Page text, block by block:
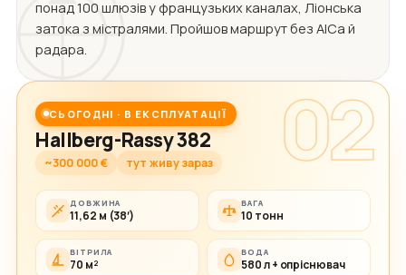
понад 100 шлюзів у французьких каналах, Ліонська
затока з містралями. Пройшов маршрут без АІСа й
радара.
02
СЬОГОДНІ · В ЕКСПЛУАТАЦІЇ
Hallberg-Rassy 382
~300 000 € тут живу зараз
ДОВЖИНА
11,62 м (38′)
ВАГА
10 тонн
ВІТРИЛА
70 м²
ВОДА
580 л + опріснювач